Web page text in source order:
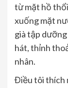
từ mặt hồ
xuống mặt
già tập
hát, thỉnh
nhân.
Điều tôi thích